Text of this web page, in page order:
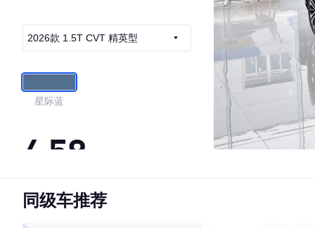
2026款 1.5T CVT 精英型
星际蓝
4.58
·外观表现一般，低于82%同级车
同级车推荐